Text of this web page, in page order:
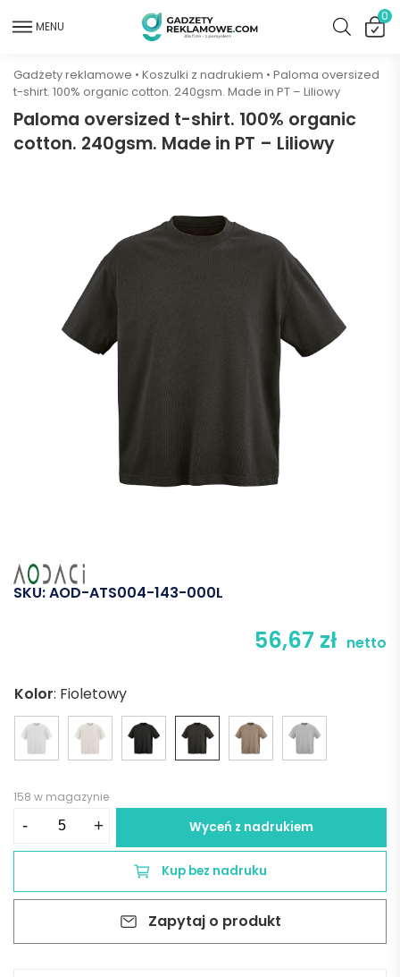
MENU
0
Gadżety reklamowe • Koszulki z nadrukiem • Paloma oversized
t-shirt. 100% organic cotton. 240gsm. Made in PT – Liliowy
Paloma oversized t-shirt. 100% organic
cotton. 240gsm. Made in PT – Liliowy
SKU:AOD-ATS004-143-000L
56,67 zł netto
Kolor: Fioletowy
158 w magazynie
-
shirt.
organic
+ Wyceń z nadrukiem
Kup bez nadruku
Zapytaj o produkt